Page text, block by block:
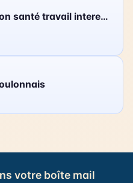
vos billets en ligne.
pour célébrer ce joli
Astil 62 - association santé travail interentreprise littoral
votre boîte mail